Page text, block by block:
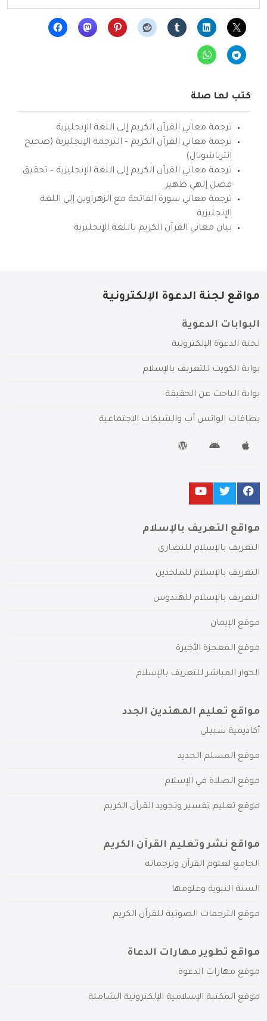
كتب لها صلة
ترجمة معاني القرآن الكريم إلى اللغة الإنجليزية
ترجمة معاني القرآن الكريم – الترجمة الإنجليزية (صحيح
انترناشونال)
ترجمة معاني القرآن الكريم إلى اللغة الإنجليزية – تحقيق
فضل إلهي ظهير
ترجمة معاني سورة الفاتحة مع الزهراوين إلى اللغة
الإنجليزية
بيان معاني القرآن الكريم باللغة الإنجليزية
مواقع لجنة الدعوة الإلكترونية
البوابات الدعوية
لجنة الدعوة الإلكترونية
بوابة الكويت للتعريف بالإسلام
بوابة الباحث عن الحقيقة
بطاقات الواتس آب والشبكات الاجتماعية
مواقع التعريف بالإسلام
التعريف بالإسلام للنصارى
التعريف بالإسلام للملحدين
التعريف بالإسلام للهندوس
موقع الإيمان
موقع المعجزة الأخيرة
الحوار المباشر للتعريف بالإسلام
مواقع تعليم المهتدين الجدد
أكاديمية سبيلي
موقع المسلم الجديد
موقع الصلاة في الإسلام
موقع تعليم تفسير وتجويد القرآن الكريم
مواقع نشر وتعليم القرآن الكريم
الجامع لعلوم القرآن وترجماته
السنة النبوية وعلومها
موقع الترجمات الصوتية للقرآن الكريم
مواقع تطوير مهارات الدعاة
موقع مهارات الدعوة
موقع المكتبة الإسلامية الإلكترونية الشاملة